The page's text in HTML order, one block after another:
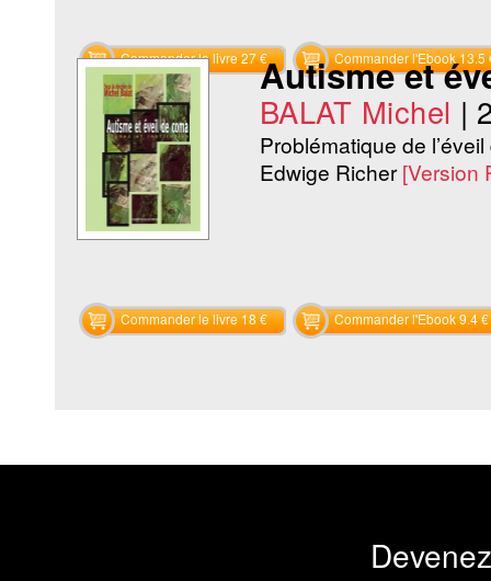
Commander le livre 27 € Commander l'Ebook 13.5
Autisme et
BALAT Michel |
Problématique de
Edwige Richer[Version
Commander le livre 18 € Commander l'Ebook 9.4 €